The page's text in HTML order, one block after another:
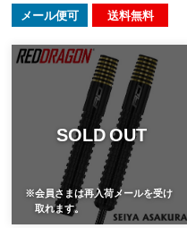
メール便可 送料無料
SOLD OUT
※会員さまは再入荷メールを受け
取れます。